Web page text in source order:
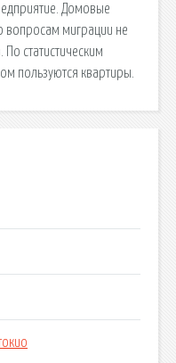
Домовые
вопросам миграции не
статистическим
пользуются квартиры.